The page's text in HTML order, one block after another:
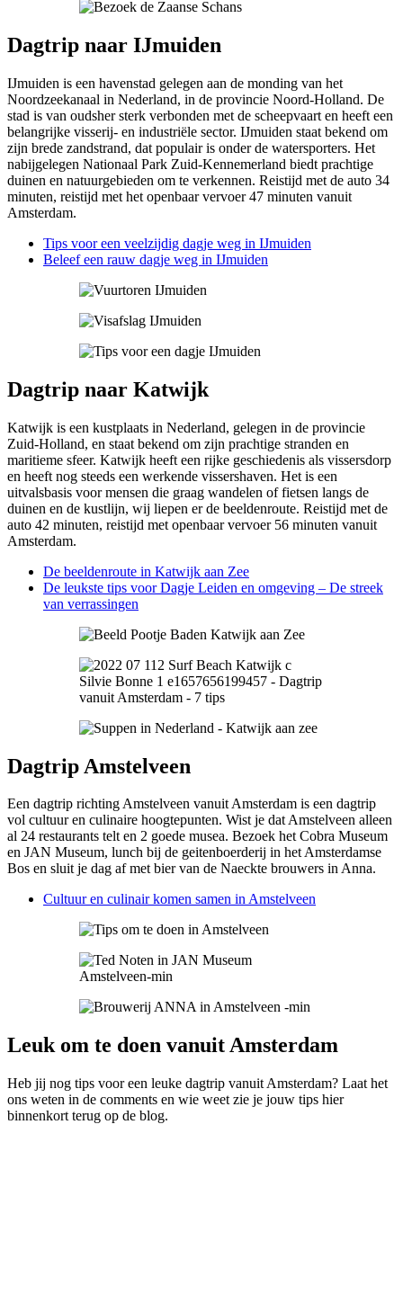
Dagtrip naar IJmuiden
IJmuiden is een havenstad gelegen aan de monding van het
Noordzeekanaal in Nederland, in de provincie Noord-Holland. De
stad is van oudsher sterk verbonden met de scheepvaart en heeft een
belangrijke visserij- en industriële sector. IJmuiden staat bekend om
zijn brede zandstrand, dat populair is onder de watersporters. Het
nabijgelegen Nationaal Park Zuid-Kennemerland biedt prachtige
duinen en natuurgebieden om te verkennen. Reistijd met de auto 34
minuten, reistijd met het openbaar vervoer 47 minuten vanuit
Amsterdam.
Tips voor een veelzijdig dagje weg in IJmuiden
Beleef een rauw dagje weg in IJmuiden
Dagtrip naar Katwijk
Katwijk is een kustplaats in Nederland, gelegen in de provincie
Zuid-Holland, en staat bekend om zijn prachtige stranden en
maritieme sfeer. Katwijk heeft een rijke geschiedenis als vissersdorp
en heeft nog steeds een werkende vissershaven. Het is een
uitvalsbasis voor mensen die graag wandelen of fietsen langs de
duinen en de kustlijn, wij liepen er de beeldenroute. Reistijd met de
auto 42 minuten, reistijd met openbaar vervoer 56 minuten vanuit
Amsterdam.
De beeldenroute in Katwijk aan Zee
De leukste tips voor Dagje Leiden en omgeving – De streek
van verrassingen
Dagtrip Amstelveen
Een dagtrip richting Amstelveen vanuit Amsterdam is een dagtrip
vol cultuur en culinaire hoogtepunten. Wist je dat Amstelveen alleen
al 24 restaurants telt en 2 goede musea. Bezoek het Cobra Museum
en JAN Museum, lunch bij de geitenboerderij in het Amsterdamse
Bos en sluit je dag af met bier van de Naeckte brouwers in Anna.
Cultuur en culinair komen samen in Amstelveen
Leuk om te doen vanuit Amsterdam
Heb jij nog tips voor een leuke dagtrip vanuit Amsterdam? Laat het
ons weten in de comments en wie weet zie je jouw tips hier
binnenkort terug op de blog.